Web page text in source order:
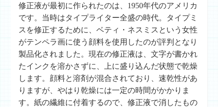
修正液が最初に作られたのは、1950年代のアメリカ
です。当時はタイプライター全盛の時代。タイプミ
スを修正するために、ベティ・ネスミスという女性
がテンペラ画に使う顔料を使用したのが評判となり
製品化されました。現在の修正液は、文字が書かれ
たインクを溶かさずに、上に盛り込んだ状態で乾燥
します。顔料と溶剤が混合されており、速乾性があ
りますが、やはり乾燥には一定の時間がかかりま
す。紙の繊維に付着するので、修正液で消したもの